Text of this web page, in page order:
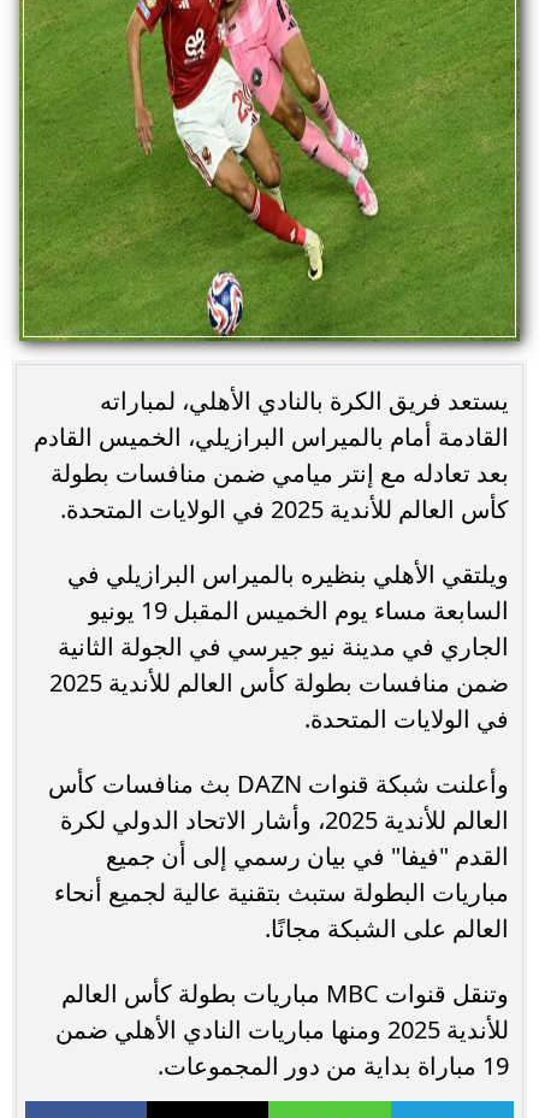
يستعد فريق الكرة بالنادي الأهلي، لمباراته
القادمة أمام بالميراس البرازيلي، الخميس القادم
بعد تعادله مع إنتر ميامي ضمن منافسات بطولة
كأس العالم للأندية 2025 في الولايات المتحدة.
ويلتقي الأهلي بنظيره بالميراس البرازيلي في
السابعة مساء يوم الخميس المقبل 19 يونيو
الجاري في مدينة نيو جيرسي في الجولة الثانية
ضمن منافسات بطولة كأس العالم للأندية 2025
في الولايات المتحدة.
وأعلنت شبكة قنوات DAZN بث منافسات كأس
العالم للأندية 2025، وأشار الاتحاد الدولي لكرة
القدم "فيفا" في بيان رسمي إلى أن جميع
مباريات البطولة ستبث بتقنية عالية لجميع أنحاء
العالم على الشبكة مجانًا.
وتنقل قنوات MBC مباريات بطولة كأس العالم
للأندية 2025 ومنها مباريات النادي الأهلي ضمن
19 مباراة بداية من دور المجموعات.